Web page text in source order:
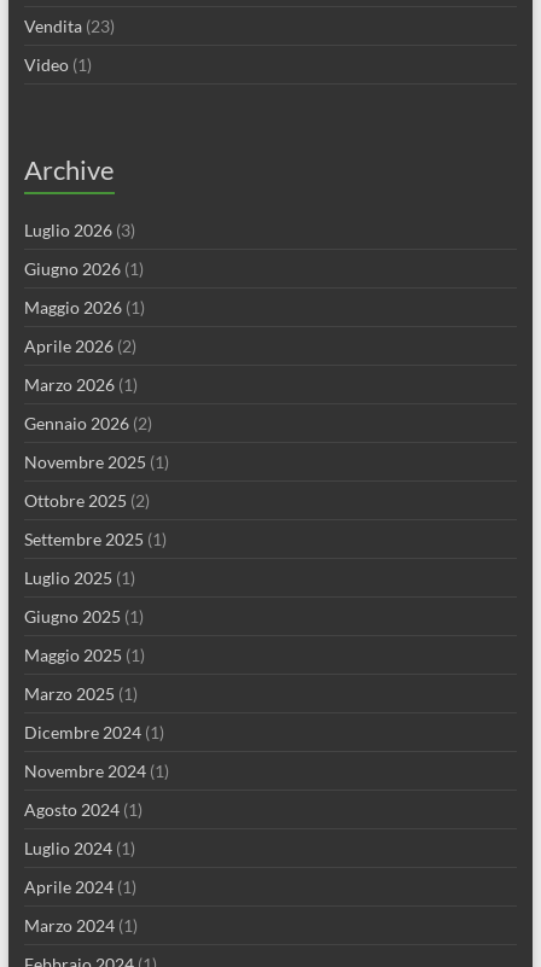
Vendita(23)
Video(1)
Archive
Luglio 2026(3)
Giugno 2026(1)
Maggio 2026(1)
Aprile 2026(2)
Marzo 2026(1)
Gennaio 2026(2)
Novembre 2025 (1)
Ottobre 2025 (2)
Settembre 2025 (1)
Luglio 2025 (1)
Giugno 2025 (1)
Maggio 2025 (1)
Marzo 2025 (1)
Dicembre 2024(1)
Novembre 2024(1)
Agosto 2024(1)
Luglio 2024(1)
Aprile 2024(1)
Marzo 2024(1)